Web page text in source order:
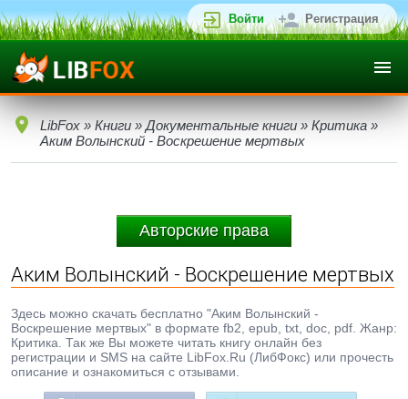
Войти Регистрация
LibFox » Книги » Документальные книги » Критика »
Аким Волынский - Воскрешение мертвых
Авторские права
Аким Волынский - Воскрешение мертвых
Здесь можно скачать бесплатно "Аким Волынский -
Воскрешение мертвых" в формате fb2, epub, txt, doc, pdf. Жанр:
Критика. Так же Вы можете читать книгу онлайн без
регистрации и SMS на сайте LibFox.Ru (ЛибФокс) или прочесть
описание и ознакомиться с отзывами.